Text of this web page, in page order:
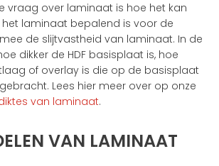
vraag over laminaat is hoe het kan
laminaat bepalend is voor de
de slijtvastheid van laminaat. In de
dikker de HDF basisplaat is, hoe
of overlay is die op de basisplaat
Lees hier meer over op onze
van laminaat.
VAN LAMINAAT